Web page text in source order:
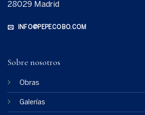
28029 Madrid
INFO@PEPECOBO.COM
Sobre nosotros
Obras
Galerías